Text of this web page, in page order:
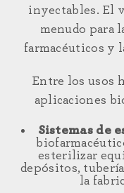
inyectables. El
menudo para
farmacéuticos y
Entre los usos
aplicaciones
Sistemas de
esterilizar
depósitos,
la